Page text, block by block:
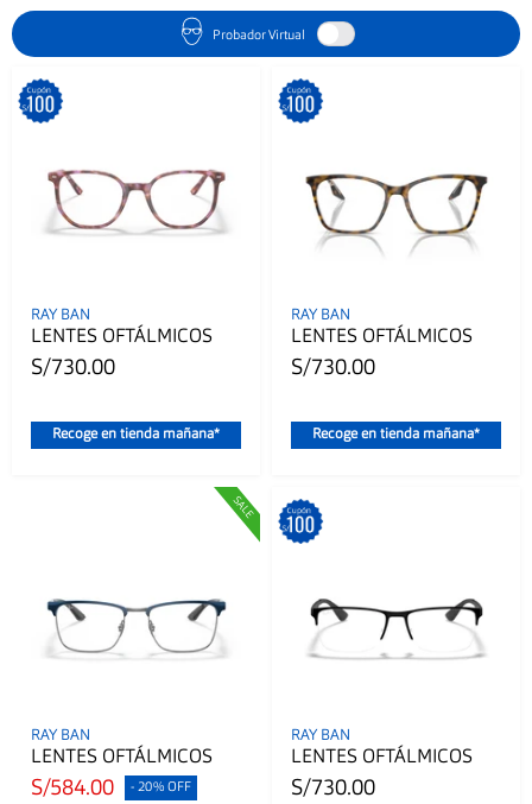
Probador Virtual
RAY BAN
LENTES OFTÁLMICOS
S/730.00
Recoge en tienda mañana*
RAY BAN
LENTES OFTÁLMICOS
S/730.00
Recoge en tienda mañana*
RAY BAN
LENTES OFTÁLMICOS
S/584.00 - 20% OFF
RAY BAN
LENTES OFTÁLMICOS
S/730.00